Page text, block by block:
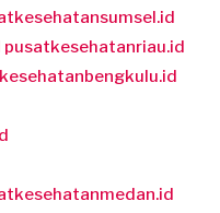
pusatkesehatanriau.id